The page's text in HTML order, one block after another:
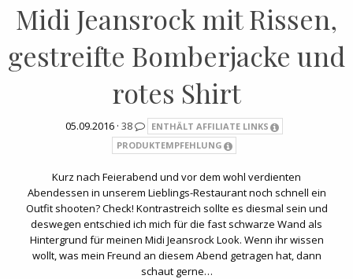
Midi Jeansrock mit Rissen,
gestreifte Bomberjacke und
rotes Shirt
05.09.2016 · 38
ENTHÄLT AFFILIATE LINKS
PRODUKTEMPFEHLUNG
Kurz nach Feierabend und vor dem wohl verdienten
Abendessen in unserem Lieblings-Restaurant noch schnell ein
Outfit shooten? Check! Kontrastreich sollte es diesmal sein und
deswegen entschied ich mich für die fast schwarze Wand als
Hintergrund für meinen Midi Jeansrock Look. Wenn ihr wissen
wollt, was mein Freund an diesem Abend getragen hat, dann
schaut gerne…